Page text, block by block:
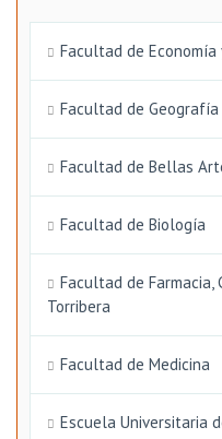
Facultad de Economía
Facultad de
Facultad de Bellas
Facultad de Biología
Facultad de Farmacia,
Torribera
Facultad de Medicina
Escuela Universitaria